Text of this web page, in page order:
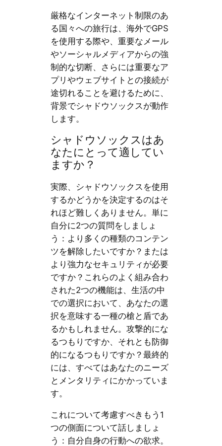
厳格なインターネット制限のあ
る国々への旅行は、海外でGPS
を使用する際や、重要なメール
やソーシャルメディアからの強
制的な切断、さらには重要なア
プリやウェブサイトとの接続が
途切れることを避けるために、
背景でシャドウソックスが動作
します。
シャドウソックスはあ
なたにとって適してい
ますか？
実際、シャドウソックスを使用
するかどうかを決定するのはそ
れほど難しくありません。単に
自分に2つの質問をしましょ
う：より多くの種類のコンテン
ツを解除したいですか？または
より強力なセキュリティが必要
ですか？これらのよく組み合わ
された2つの機能は、生活の中
での選択において、あなたの選
択を意味する一種の槍と盾であ
るかもしれません。攻撃的にな
るつもりですか、それとも防御
的になるつもりですか？最終的
には、すべてはあなたのニーズ
とメンタリティにかかっていま
す。
これについて考慮すべきもう1
つの側面について話しましょ
う：自分自身の行動への欲求。